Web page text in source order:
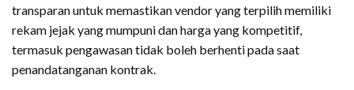
transparan untuk memastikan vendor yang terpilih memiliki
rekam jejak yang mumpuni dan harga yang kompetitif,
termasuk pengawasan tidak boleh berhenti pada saat
penandatanganan kontrak.